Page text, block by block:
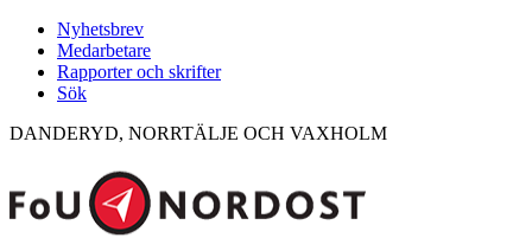
Nyhetsbrev
Medarbetare
Rapporter och skrifter
Sök
DANDERYD, NORRTÄLJE OCH VAXHOLM